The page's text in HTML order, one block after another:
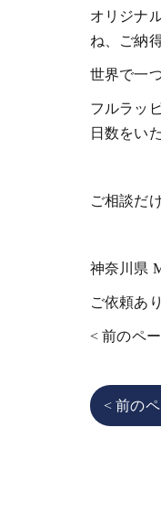
オリジナ
ね、ご納
世界で一
フルラッ
日数をい
ご相談だ
神奈川県
ご依頼あ
< 前のペ
< 前の